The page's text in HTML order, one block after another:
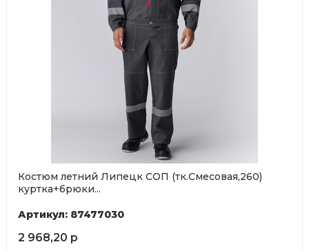
Костюм летний Липецк СОП (тк.Смесовая,260)
куртка+брюки...
Артикул: 87477030
2 968,20 р